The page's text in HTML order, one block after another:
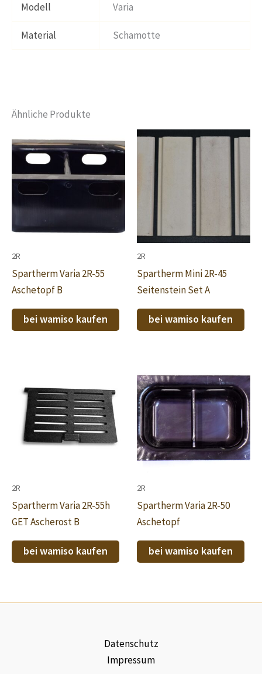
Modell Varia
Material Schamotte
Ähnliche Produkte
2R
Spartherm Varia 2R-55
Aschetopf B
bei wamiso kaufen
2R
Spartherm Mini 2R-45
Seitenstein Set A
bei wamiso kaufen
2R
Spartherm Varia 2R-55h
GET Ascherost B
bei wamiso kaufen
2R
Spartherm Varia 2R-50
Aschetopf
bei wamiso kaufen
Datenschutz
Impressum